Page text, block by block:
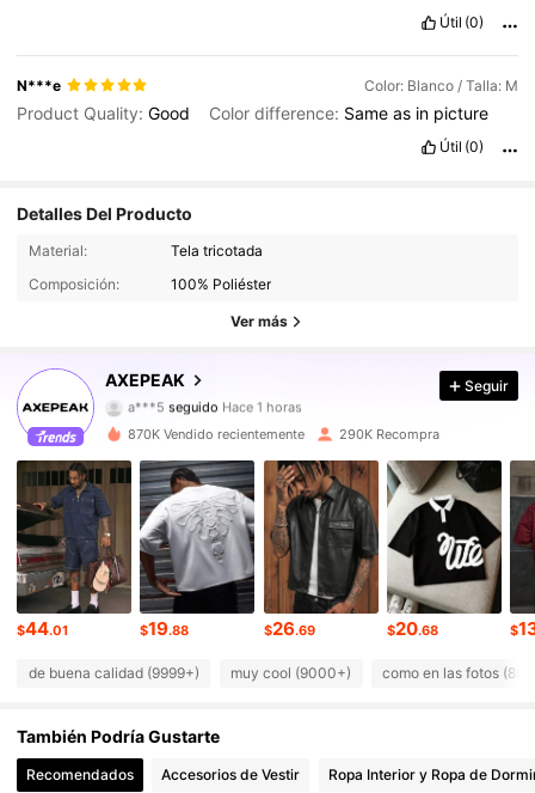
Útil (0)
N***e Color: Blanco / Talla: M
Product Quality:Good Color difference: Sameas in picture
Útil (0)
Detalles Del Producto
Material:
Tela tricotada
Composición:
100% Poliéster
Ver más
AXEPEAK
380K Seguidores
a***5seguido
4.83
380K Seguidores
4.83 380K Seguidores
4.83 380K Seguidores
4.83 380K Seguidores
4.83 380K Seguidores
380K Seguidores
4.83 380K Seguidores
Seguir
870K Vendido recientemente 290K Recompra
$44.01 $19.88 $26.69 $20.68 $
de buena calidad (9999+) muy cool (9000+) como en las fotos
También Podría Gustarte
Recomendados Accesorios de Vestir Ropa Interior y Ropa de